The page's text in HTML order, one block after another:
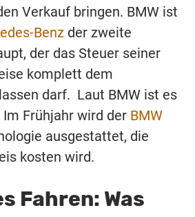
Verkauf bringen. BMW ist
Benz der zweite
der das Steuer seiner
komplett dem
darf. Laut BMW ist es
Frühjahr wird der BMW
ausgestattet, die
kosten wird.
Fahren: Was